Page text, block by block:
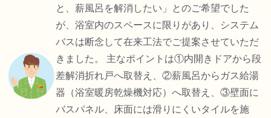
と、薪風呂を解消したい」とのご希望でした
が、浴室内のスペースに限りがあり、システム
バスは断念して在来工法でご提案させていただ
きました。 主なポイントは①内開きドアから段
差解消折れ戸へ取替え、②薪風呂からガス給湯
器（浴室暖房乾燥機対応）へ取替え、③壁面に
バスパネル、床面には滑りにくいタイルを施